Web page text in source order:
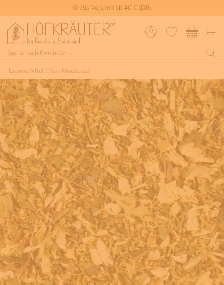
Gratis Versand ab 40 € (DE)
Lebensmittel / Tee/ Kräutertee